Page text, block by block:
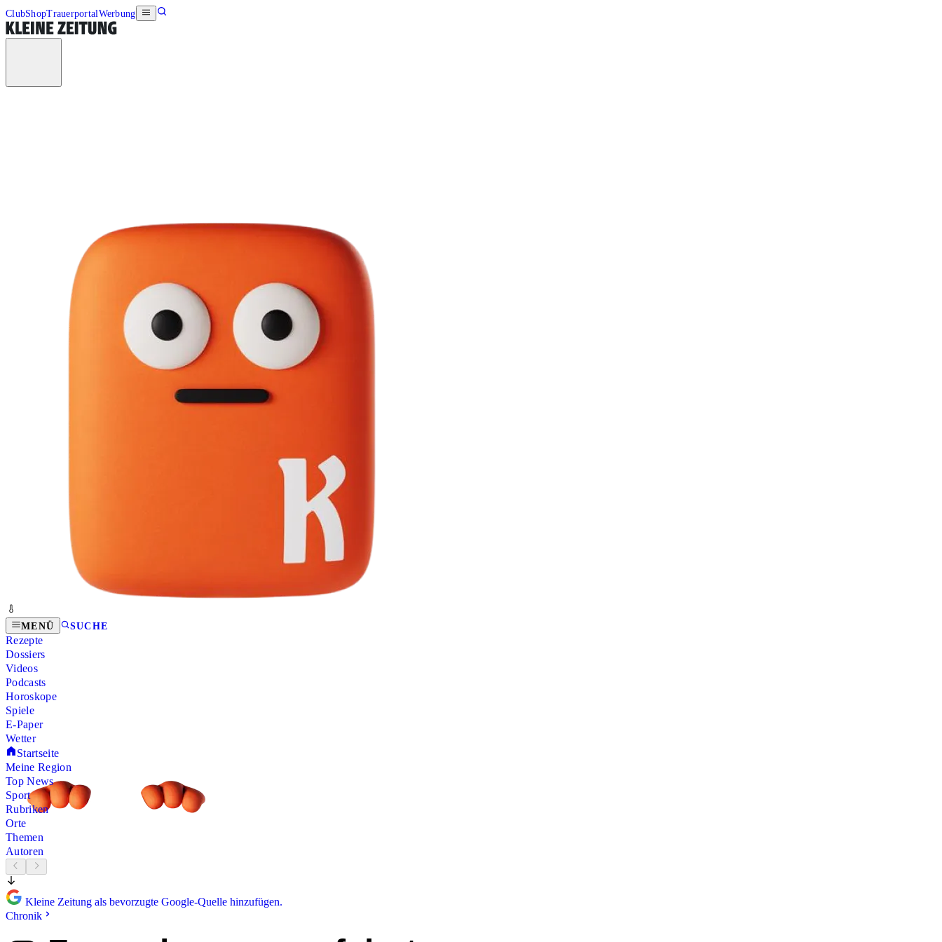
ClubShopTrauerportalWerbung
MENÜ SUCHE
Rezepte
Dossiers
Videos
Podcasts
Horoskope
Spiele
E-Paper
Wetter
Startseite
Meine Region
Top News
Sport
Rubriken
Orte
Themen
Autoren
Kleine Zeitung als bevorzugte Google-Quelle hinzufügen.
Chronik